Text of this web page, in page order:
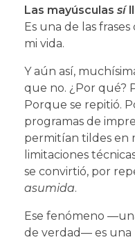
Las mayúsculas sí
Es una de las
mi vida.
Y aún así,
que no. ¿Por qué?
Porque se repitió.
programas de
permitían tildes en
limitaciones
se convirtió, por
asumida.
Ese fenómeno
de verdad— es una